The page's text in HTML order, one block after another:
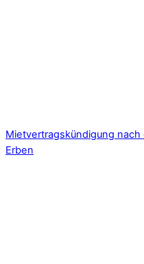
Mietvertragskündigung
Erben